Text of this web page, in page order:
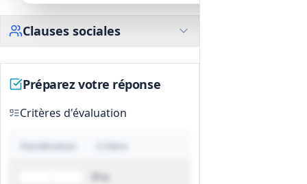
Clauses sociales
Préparez votre réponse
Critères d'évaluation
Pondération Critère
Prix